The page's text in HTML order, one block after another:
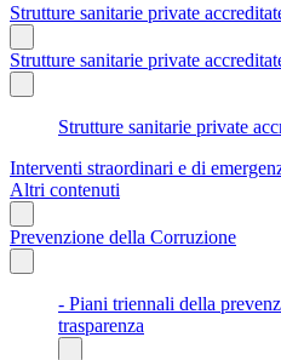
Strutture sanitarie private
Strutture sanitarie private
Strutture sanitarie private
Interventi straordinari e di
Altri contenuti
Prevenzione della Corruzione
- Piani triennali della
trasparenza